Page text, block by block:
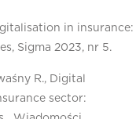
in insurance:
Sigma 2023, nr 5.
R., Digital
sector: